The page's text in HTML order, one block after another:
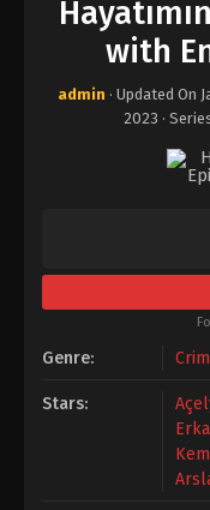
with
admin · Updated On
2023 ·
Genre:
Stars: